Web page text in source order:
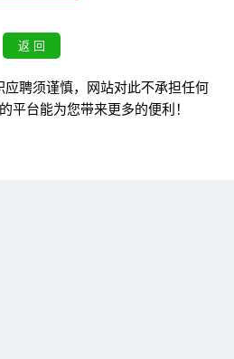
聘须谨慎，网站对此不承担任何
平台能为您带来更多的便利！